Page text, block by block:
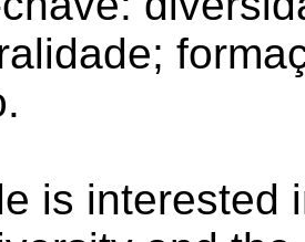
;
.
is interested